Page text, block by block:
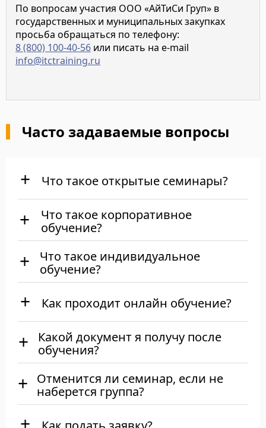
По вопросам участия ООО «АйТиСи Груп» в
государственных и муниципальных закупках
просьба обращаться по телефону:
8 (800) 100-40-56 или писать на e-mail
info@itctraining.ru
Часто задаваемые вопросы
Что такое открытые семинары?
Что такое корпоративное
обучение?
Что такое индивидуальное
обучение?
Как проходит онлайн обучение?
Какой документ я получу после
обучения?
Отменится ли семинар, если не
наберется группа?